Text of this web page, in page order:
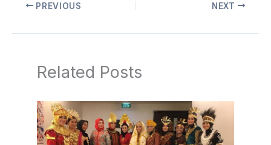
PREVIOUS NEXT
Related Posts